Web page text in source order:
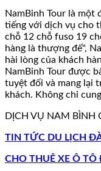
NamBinh Tour là một
tiếng với dịch vụ cho
chỗ 12 chỗ fuso 19
hàng là thượng đế",
hài lòng của khách
NamBinh Tour được
tuyệt đối và mang lại
khách. Không chỉ
DỊCH VỤ NAM BÌNH
TIN TỨC DU LỊCH
CHO THUÊ XE Ô TÔ